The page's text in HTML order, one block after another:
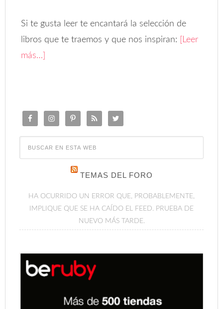
Si te gusta leer te encantará la selección de
libros que te traemos y que nos inspiran:
[Leer
más…]
TEMAS DEL FORO
HA OCURRIDO UN ERROR QUE, PROBABLEMENTE,
IMPLIQUE QUE SE HA CAÍDO EL FEED. PRUEBA DE
NUEVO MÁS TARDE.